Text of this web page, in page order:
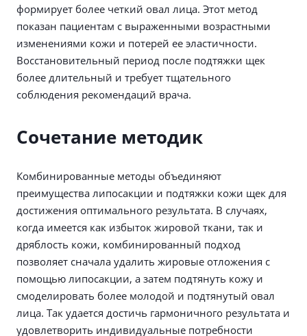
формирует более четкий овал лица. Этот метод
показан пациентам с выраженными возрастными
изменениями кожи и потерей ее эластичности.
Восстановительный период после подтяжки щек
более длительный и требует тщательного
соблюдения рекомендаций врача.
Сочетание методик
Комбинированные методы объединяют
преимущества липосакции и подтяжки кожи щек для
достижения оптимального результата. В случаях,
когда имеется как избыток жировой ткани, так и
дряблость кожи, комбинированный подход
позволяет сначала удалить жировые отложения с
помощью липосакции, а затем подтянуть кожу и
смоделировать более молодой и подтянутый овал
лица. Так удается достичь гармоничного результата и
удовлетворить индивидуальные потребности